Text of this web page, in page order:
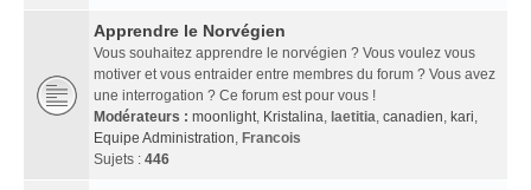
Apprendre le Norvégien
Vous souhaitez apprendre le norvégien ? Vous voulez vous
motiver et vous entraider entre membres du forum ? Vous avez
une interrogation ? Ce forum est pour vous !
Modérateurs : moonlight, Kristalina, laetitia, canadien, kari,
Equipe Administration, Francois
Sujets : 446